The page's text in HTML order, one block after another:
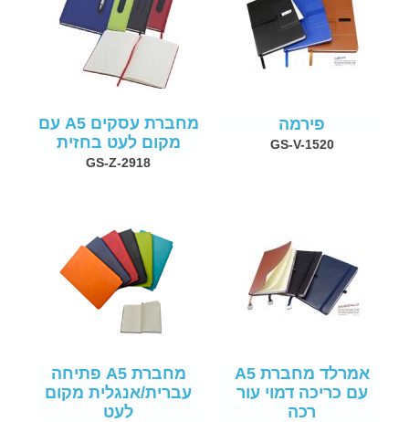
פירמה
GS-V-1520
מחברת עסקים A5 עם
מקום לעט בחזית
GS-Z-2918
אמרלד מחברת A5
עם כריכה דמוי עור
רכה
מחברת A5 פתיחה
עברית/אנגלית מקום
לעט